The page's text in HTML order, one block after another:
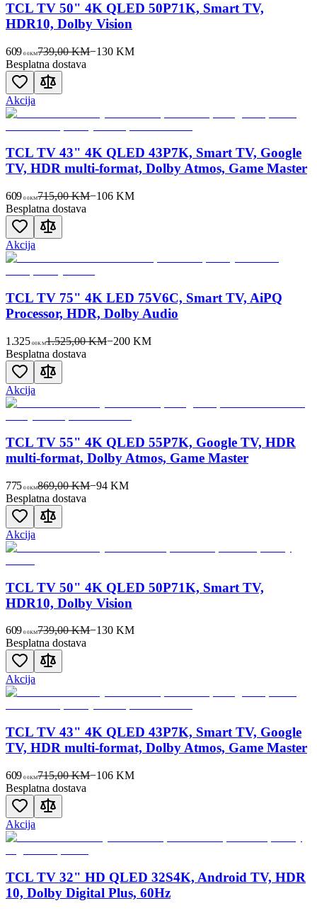
TCL TV 50" 4K QLED 50P71K, Smart TV,
HDR10, Dolby Vision
609 00KM739,00 KM−130 KM
Besplatna dostava
Akcija
TCL TV 43" 4K QLED 43P7K, Smart TV, Google
TV, HDR multi-format, Dolby Atmos, Game Master
609 00KM715,00 KM−106 KM
Besplatna dostava
Akcija
TCL TV 75" 4K LED 75V6C, Smart TV, AiPQ
Processor, HDR, Dolby Audio
1.325 00KM1.525,00 KM−200KM
Besplatna dostava
Akcija
TCL TV 55" 4K QLED 55P7K, Google TV, HDR
multi-format, Dolby Atmos, Game Master
775 00KM869,00 KM−94 KM
Besplatna dostava
Akcija
TCL TV 50" 4K QLED 50P71K, Smart TV,
HDR10, Dolby Vision
609 00KM739,00 KM−130 KM
Besplatna dostava
Akcija
TCL TV 43" 4K QLED 43P7K, Smart TV, Google
TV, HDR multi-format, Dolby Atmos, Game Master
609 00KM715,00 KM−106 KM
Besplatna dostava
Akcija
TCL TV 32" HD QLED 32S4K, Android TV, HDR
10, Dolby Digital Plus, 60Hz